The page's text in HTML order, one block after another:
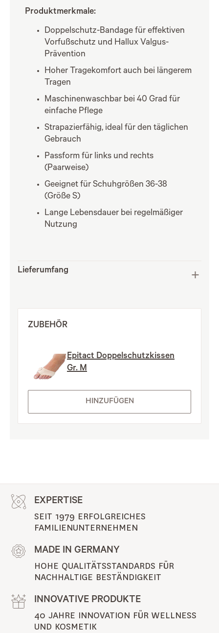
Produktmerkmale:
Doppelschutz-Bandage für effektiven
Vorfußschutz und Hallux Valgus-
Prävention
Hoher Tragekomfort auch bei längerem
Tragen
Maschinenwaschbar bei 40 Grad für
einfache Pflege
Strapazierfähig, ideal für den täglichen
Gebrauch
Passform für links und rechts
(Paarweise)
Geeignet für Schuhgrößen 36-38
(Größe S)
Lange Lebensdauer bei regelmäßiger
Nutzung
Lieferumfang
ZUBEHÖR
Epitact Doppelschutzkissen
Gr. M
HINZUFÜGEN
EXPERTISE
SEIT 1979 ERFOLGREICHES
FAMILIENUNTERNEHMEN
MADE IN GERMANY
HOHE QUALITÄTSSTANDARDS FÜR
NACHHALTIGE BESTÄNDIGKEIT
INNOVATIVE PRODUKTE
40 JAHRE INNOVATION FÜR WELLNESS
UND KOSMETIK